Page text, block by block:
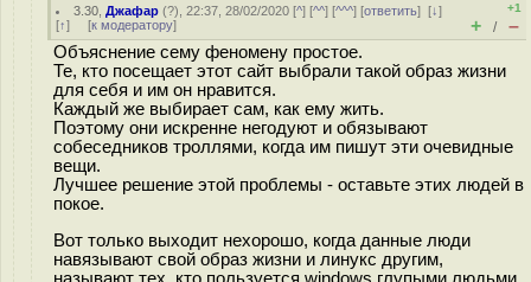
3.30 ,Джафар (?), 22:37, 28/02/2020 [^] [^^] [^^^] [ответить][↓]
[↑] [к модератору]
+1
+ / –
Объяснение сему феномену простое.
Те, кто посещает этот сайт выбрали такой образ жизни
для себя и им он нравится.
Каждый же выбирает сам, как ему жить.
Поэтому они искренне негодуют и обязывают
собеседников троллями, когда им пишут эти очевидные
вещи.
Лучшее решение этой проблемы - оставьте этих людей в
покое.
Вот только выходит нехорошо, когда данные люди
навязывают свой образ жизни и линукс другим,